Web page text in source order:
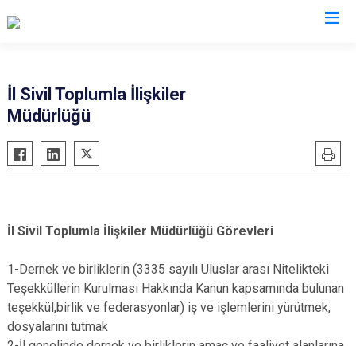
İl Sivil Toplumla İlişkiler
Müdürlüğü
İl Sivil Toplumla İlişkiler Müdürlüğü Görevleri
1-Dernek ve birliklerin (3335 sayılı Uluslar arası Nitelikteki
Teşekküllerin Kurulması Hakkında Kanun kapsamında bulunan
teşekkül,birlik ve federasyonlar) iş ve işlemlerini yürütmek,
dosyalarını tutmak